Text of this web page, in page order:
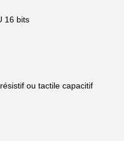
16 bits
ou tactile capacitif